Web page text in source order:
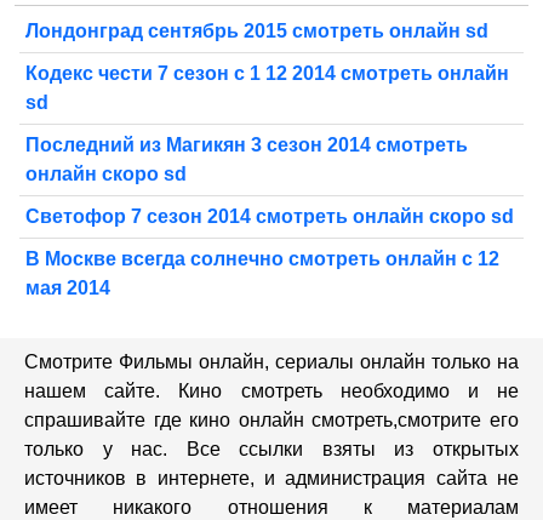
Лондонград сентябрь 2015 смотреть онлайн sd
Кодекс чести 7 сезон с 1 12 2014 смотреть онлайн
sd
Последний из Магикян 3 сезон 2014 смотреть
онлайн скоро sd
Светофор 7 сезон 2014 смотреть онлайн скоро sd
В Москве всегда солнечно смотреть онлайн с 12
мая 2014
Смотрите Фильмы онлайн, сериалы онлайн только на
нашем сайте. Кино смотреть необходимо и не
спрашивайте где кино онлайн смотреть,cмотрите его
только у нас. Все ссылки взяты из открытых
источников в интернете, и администрация сайта не
имеет никакого отношения к материалам